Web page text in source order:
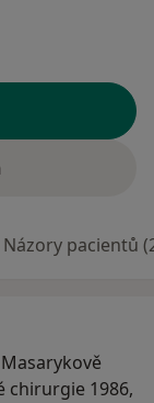
Názory pacientů
chirurgie 1986,